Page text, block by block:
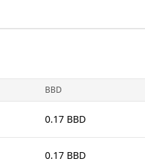
BBD
0.17 BBD
0.17 BBD